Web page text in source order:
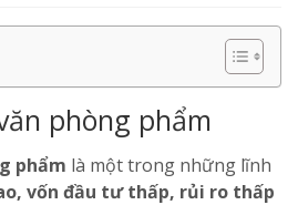
phòng phẩm
phẩm là một trong những lĩnh
vốn đầu tư thấp, rủi ro thấp